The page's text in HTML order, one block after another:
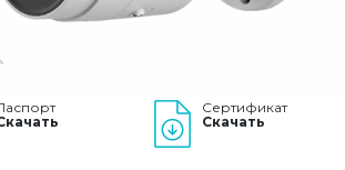
Сертификат
Скачать